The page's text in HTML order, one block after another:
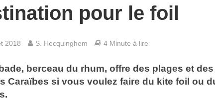
pour le foil
2018 S. Hocquinghem 4 Minute à lire
berceau du rhum, offre des plages et
Caraïbes si vous voulez faire du kite foil ou